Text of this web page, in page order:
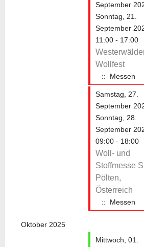
September
Sonntag, 21.
September
11:00 - 17:00
Wollfest
:: Messen
Samstag, 27.
September
Sonntag, 28.
September
09:00 - 18:00
Woll- und
Stoffmesse
Pölten,
Österreich
:: Messen
Oktober 2025
Mittwoch, 01.